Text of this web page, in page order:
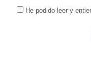
He podido leer y